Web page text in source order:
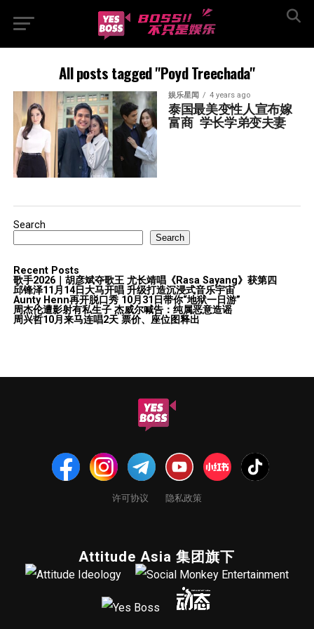
All posts tagged "Poyd Treechada"
娱乐星闻 4 years ago
泰国最美变性人宣布嫁
富商  学长学弟变夫妻
Search
Search
Recent Posts
歌手2026｜胡彦斌夺歌王 尤长靖唱《Rasa Sayang》获第四
邱锋泽11月14日大马开唱 升级打造沉浸式音乐宇宙
Aunty Henn再开脱口秀 10月31日带你“地狱一日游”
周杰伦遭影射有私生子 杰威尔喊告：纯属恶意造谣
周兴哲10月来马连唱2天 票价、座位图释出
许可协议 隐私政策
Attitude Asia 集团旗下